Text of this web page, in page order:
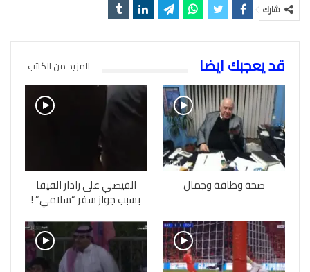
شارك
قد يعجبك ايضا المزيد من الكاتب
صحة وطاقة وجمال الفيصلي على رادار الفيفا
بسبب جواز سفر “سلامي” !